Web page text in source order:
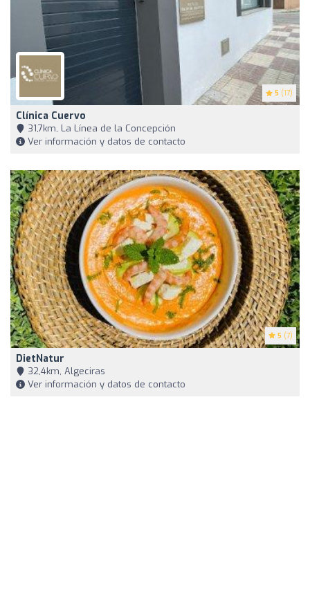
5 (17)
Clínica Cuervo
31,7km, La Línea de la Concepción
Ver información y datos de contacto
5 (7)
DietNatur
32,4km, Algeciras
Ver información y datos de contacto